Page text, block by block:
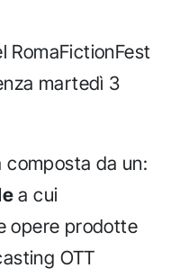
RomaFictionFest
martedì 3
composta da un:
a cui
opere prodotte
OTT